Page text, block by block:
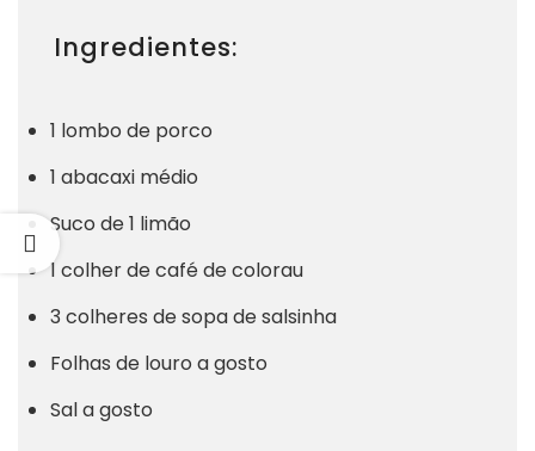
Ingredientes:
1 lombo de porco
1 abacaxi médio
Suco de 1 limão
1 colher de café de colorau
3 colheres de sopa de salsinha
Folhas de louro a gosto
Sal a gosto